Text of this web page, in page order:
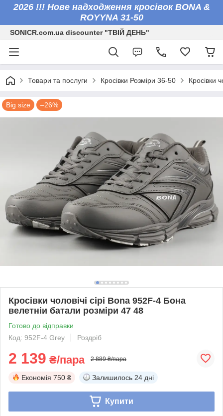
2026 !!! Нове надходження кросівок BONA &
ROYYNA 31-50
SONICR.com.ua discounter "ТВІЙ ДЕНЬ"
Товари та послуги Кросівки Розміри 36-50 Кросівки
Big size –26%
Кросівки чоловічі сірі Bona 952F-4 Бона
велетніи батали розміри 47 48
Готово до відправки
Код: 952F-4 Grey
Роздріб
2 139 ₴/пара 2 889 ₴/пара
Економія 750 ₴ Залишилось 24 дні
Купити